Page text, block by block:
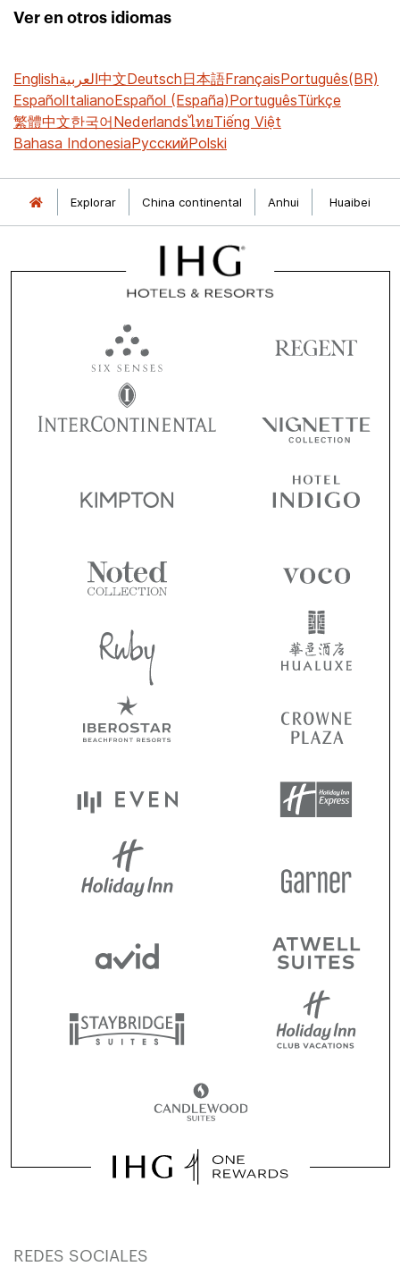
Ver en otros idiomas
Englishالعربية中文Deutsch日本語FrançaisPortuguês(BR)
EspañolItalianoEspañol (España)PortuguêsTürkçe
繁體中文한국어NederlandsไทยTiếng Việt
Bahasa IndonesiaРусскийPolski
Explorar China continental Anhui Huaibei
REDES SOCIALES